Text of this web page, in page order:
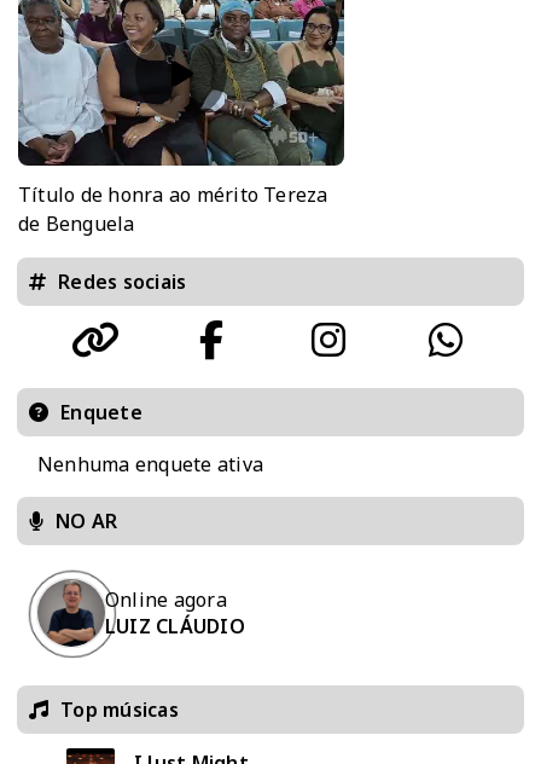
Título de honra ao mérito Tereza
de Benguela
Redes sociais
Enquete
Nenhuma enquete ativa
NO AR
Online agora
LUIZ CLÁUDIO
Top músicas